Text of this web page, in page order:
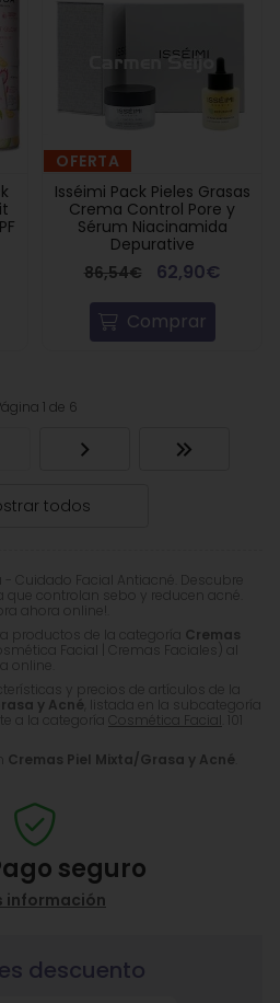
- Cuidado Facial Antiacné. Descubre
controlan sebo y reducen acné.
ahora online!.
productos de la categoría Cremas
Facial | Cremas Faciales) al
online.
y precios de artículos de la
y Acné , listada en la subcategoría
a la categoría Cosmética Facial . 101
Cremas Piel Mixta/Grasa y Acné
OFERTA
Isséimi Pack Pieles Grasas
Crema Control Pore y
Sérum Niacinamida
Depurative
86,54€
62,90€
Comprar
1 de 6
todos
seguro
información
descuento